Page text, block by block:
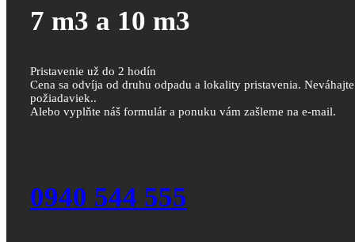
7 m3 a 10 m3
Pristavenie už do 2 hodín
Cena sa odvíja od druhu odpadu a lokality pristavenia.
požiadaviek..
Alebo vyplňte náš formulár a ponuku vám zašleme na e-mail.
0940 544 555